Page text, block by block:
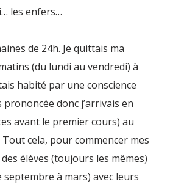
les enfers…
de 24h. Je quittais ma
(du lundi au vendredi) à
habité par une conscience
donc j’arrivais en
avant le premier cours) au
cela, pour commencer mes
élèves (toujours les mêmes)
à mars) avec leurs